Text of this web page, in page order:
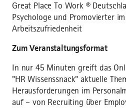
Great Place To Work ®
Psychologe und Promovierter im
Arbeitszufriedenheit
Zum Veranstaltungsformat
In nur 45 Minuten greift das
"HR Wissenssnack" aktuelle
Herausforderungen im
auf – von Recruiting über